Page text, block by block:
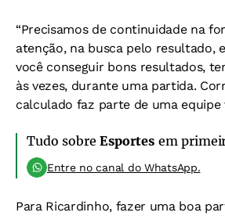
“Precisamos de continuidade na
atenção, na busca pelo resultado,
você conseguir bons resultados,
às vezes, durante uma partida.
calculado faz parte de uma equipe
Tudo sobreEsportesem
Entre no canal do WhatsApp.
Para Ricardinho, fazer uma boa